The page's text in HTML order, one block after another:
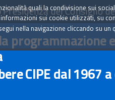
Presidenza del Consiglio
programmazione
CIPE dal 1967
quali la condivisione sui
sui cookie utilizzati, su
nella navigazione cliccando su